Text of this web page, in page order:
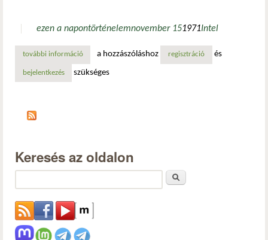
ezen a napontörténelemnovember 151971Intel
további információa mikroprocesszor-kor hajnalán tartalommal
a hozzászóláshoz regisztráció és
bejelentkezés szükséges
Keresés az oldalon